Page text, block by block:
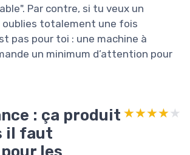
Par contre, si tu veux un
oublies totalement une fois
pas pour toi : une machine à
un minimum d’attention pour
: ça produit
il faut
les
★★★★★
★★★★★